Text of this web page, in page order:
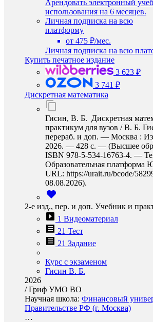
Арендовать электронный
использования на 6 месяцев.
Личная подписка на всю
платформу
от 475 ₽/мес.
Личная подписка на всю
Купить печатное издание
3 623 ₽
3 741 ₽
Дискретная математика
Гисин, В. Б. Дискретная
практикум для вузов / В. Б.
перераб. и доп. — Москва :
2026. — 428 с. — (Высшее
ISBN 978-5-534-16763-4. —
Образовательная платформа
URL: https://urait.ru/bcode/
08.08.2026).
2-е изд., пер. и доп. Учебник и
1 Видеоматериал
21 Тест
21 Задание
Курс с экзаменом
Гисин В. Б.
2026
/Гриф УМО ВО
Научная школа: Финансовый
Правительстве РФ (г. Москва)
…